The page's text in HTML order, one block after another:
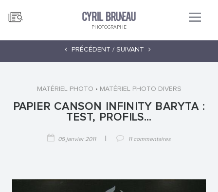
PHOTOGRAPHE
PRÉCÉDENT / SUIVANT
MATÉRIEL PHOTO • MATÉRIEL PHOTO DIVERS
PAPIER CANSON INFINITY BARYTA :
TEST, PROFILS…
05 janvier 2011 11 commentaires